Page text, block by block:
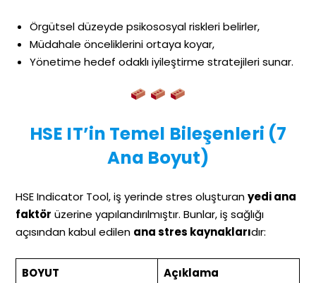
Örgütsel düzeyde psikososyal riskleri belirler,
Müdahale önceliklerini ortaya koyar,
Yönetime hedef odaklı iyileştirme stratejileri sunar.
HSE IT’in Temel Bileşenleri (7
Ana Boyut)
HSE Indicator Tool, iş yerinde stres oluşturanyedi ana
faktör üzerine yapılandırılmıştır. Bunlar, iş sağlığı
açısından kabul edilen ana stres kaynaklarıdır:
BOYUT
Açıklama